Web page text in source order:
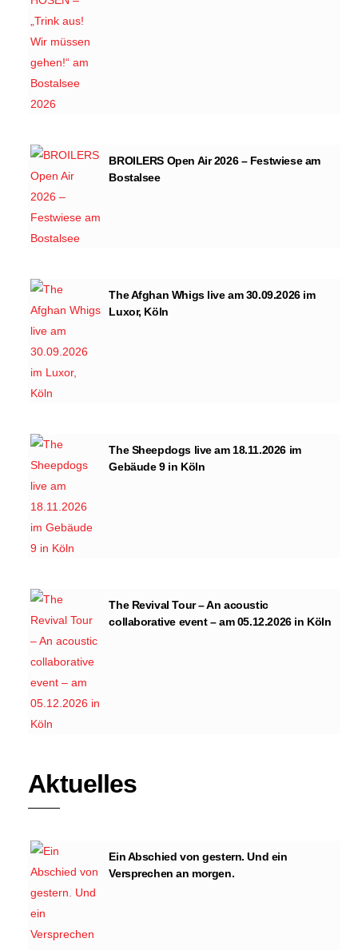
BROILERS Open Air 2026 – Festwiese am
Bostalsee
The Afghan Whigs live am 30.09.2026 im
Luxor, Köln
The Sheepdogs live am 18.11.2026 im
Gebäude 9 in Köln
The Revival Tour – An acoustic
collaborative event – am 05.12.2026 in Köln
Aktuelles
Ein Abschied von gestern. Und ein
Versprechen an morgen.